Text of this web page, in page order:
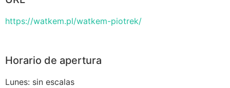
https://watkem.pl/watkem-piotrek/
Horario de apertura
Lunes: sin escalas